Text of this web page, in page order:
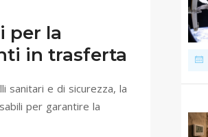
per la
in trasferta
sanitari e di sicurezza, la
per garantire la